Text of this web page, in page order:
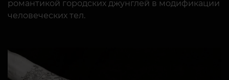
романтикой городских джунглей в модификации
человеческих тел.